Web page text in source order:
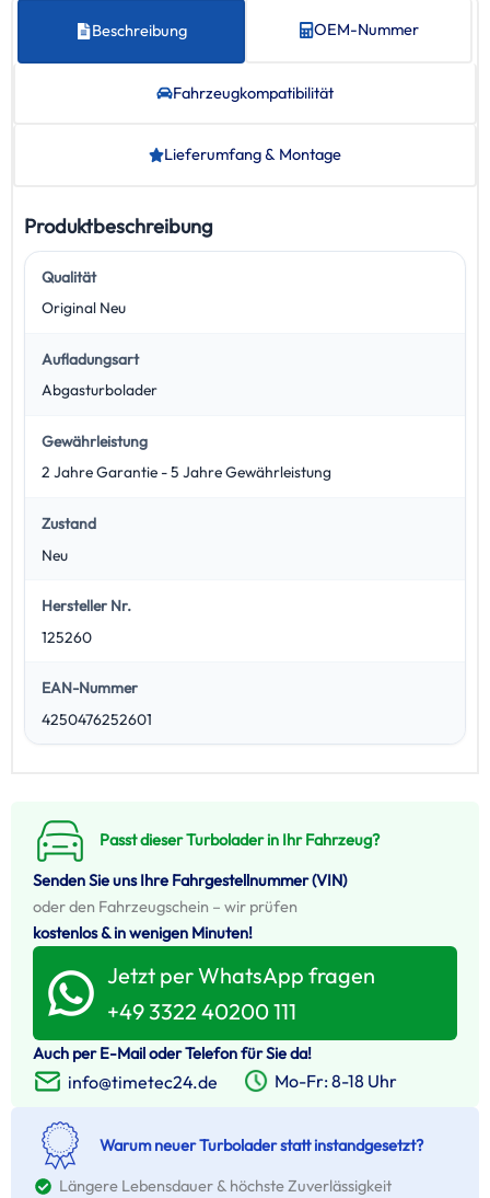
Beschreibung OEM-Nummer
Fahrzeug­kompatibilität
Lieferumfang & Montage
Produktbeschreibung
Qualität
Original Neu
Aufladungsart
Abgasturbolader
Gewährleistung
2 Jahre Garantie - 5 Jahre Gewährleistung
Zustand
Neu
Hersteller Nr.
125260
EAN-Nummer
4250476252601
Passt dieser Turbolader in Ihr Fahrzeug?
Senden Sie uns Ihre Fahrgestellnummer (VIN)
oder den Fahrzeugschein – wir prüfen
kostenlos & in wenigen Minuten!
Jetzt per WhatsApp fragen
+49 3322 40200 111
Auch per E-Mail oder Telefon für Sie da!
info@timetec24.de Mo-Fr: 8-18 Uhr
Warum neuer Turbolader statt instandgesetzt?
Längere Lebensdauer & höchste Zuverlässigkeit